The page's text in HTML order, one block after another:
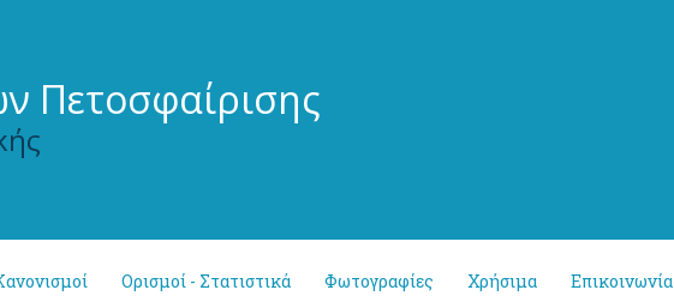
Πετοσφαίρισης
Ορισμοί - Στατιστικά Φωτογραφίες Χρήσιμα Επικοινωνία